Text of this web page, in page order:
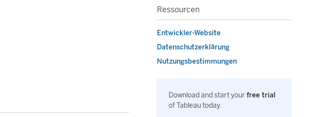
Ressourcen
Entwickler-Website
Datenschutzerklärung
Nutzungsbestimmungen
Download and start yourfree trial
of Tableau today.